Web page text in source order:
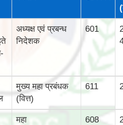
अध्यक्ष एवं प्रबन्ध
निदेशक
601
मुख्‍य महा प्रबंधक
(वित्त)
611
महा
608